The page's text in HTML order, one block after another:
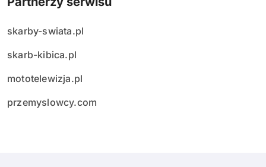
skarby-swiata.pl
skarb-kibica.pl
mototelewizja.pl
przemyslowcy.com